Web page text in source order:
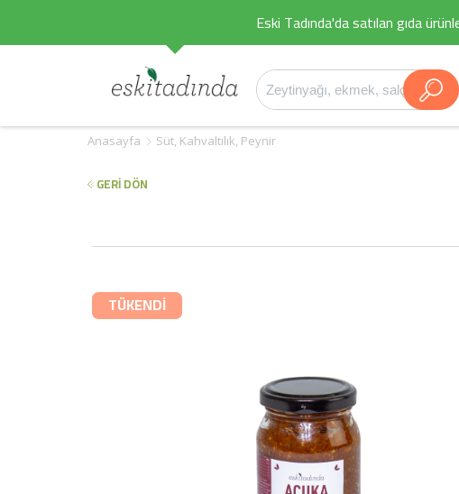
Eski Tadında'da satılan gıda
Anasayfa Süt, Kahvaltılık, Peynir
GERİ DÖN
TÜKENDİ